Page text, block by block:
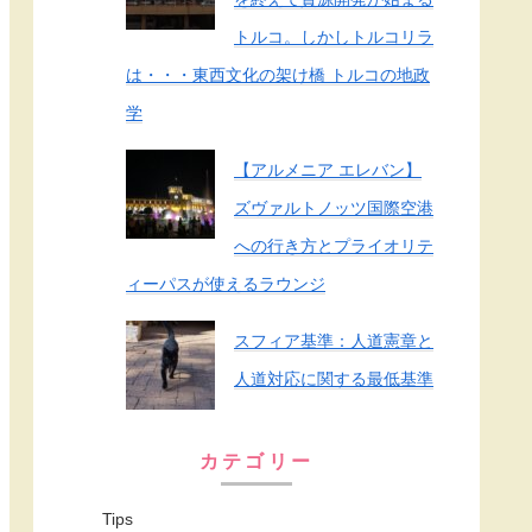
トルコ。しかしトルコリラ
は・・・東西文化の架け橋 トルコの地政
学
【アルメニア エレバン】
ズヴァルトノッツ国際空港
への行き方とプライオリテ
ィーパスが使えるラウンジ
スフィア基準：人道憲章と
人道対応に関する最低基準
カテゴリー
Tips